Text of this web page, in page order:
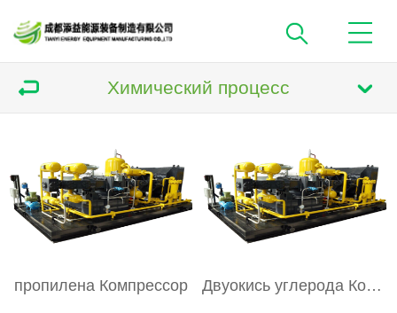
Химический процесс
пропилена Компрессор Двуокись углерода Компрессор